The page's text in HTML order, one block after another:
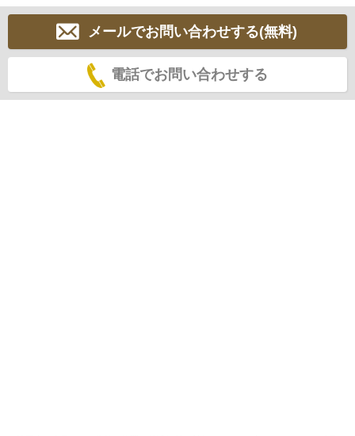
メールでお問い合わせする(無料)
電話でお問い合わせする